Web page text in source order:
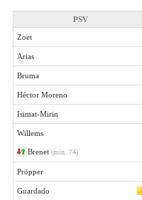
PSV
Zoet
Arias
Bruma
Héctor Moreno
Isimat-Mirin
Willems
Brenet (min. 74)
Pröpper
Guardado